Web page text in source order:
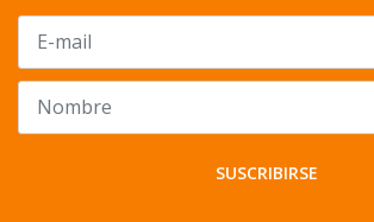
SUSCRIBIRSE